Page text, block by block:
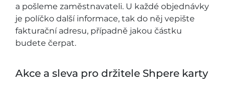
a pošleme zaměstnavateli. U každé objednávky
je políčko další informace, tak do něj vepište
fakturační adresu, případně jakou částku
budete čerpat.
Akce a sleva pro držitele Shpere karty